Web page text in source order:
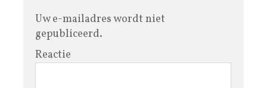
Uw e-mailadres wordt niet
gepubliceerd.
Reactie